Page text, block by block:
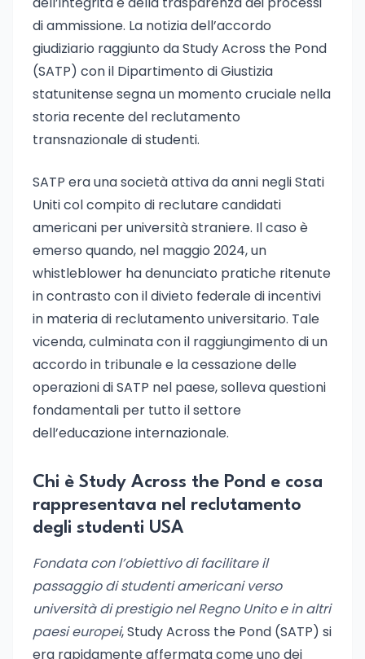
di ammissione. La notizia dell’accordo
giudiziario raggiunto da Study Across the Pond
(SATP) con il Dipartimento di Giustizia
statunitense segna un momento cruciale nella
storia recente del reclutamento
transnazionale di studenti.
SATP era una società attiva da anni negli Stati
Uniti col compito di reclutare candidati
americani per università straniere. Il caso è
emerso quando, nel maggio 2024, un
whistleblower ha denunciato pratiche ritenute
in contrasto con il divieto federale di incentivi
in materia di reclutamento universitario. Tale
vicenda, culminata con il raggiungimento di un
accordo in tribunale e la cessazione delle
operazioni di SATP nel paese, solleva questioni
fondamentali per tutto il settore
dell’educazione internazionale.
Chi è Study Across the Pond e cosa
rappresentava nel reclutamento
degli studenti USA
Fondata con l’obiettivo di facilitare il
passaggio di studenti americani verso
università di prestigio nel Regno Unito e in altri
paesi europei, Study Across the Pond (SATP) si
era rapidamente affermata come uno dei